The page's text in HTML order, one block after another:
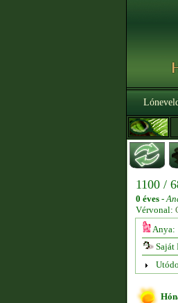
1100 /
0 éves -
Vérvonal:
Anya:
Saját